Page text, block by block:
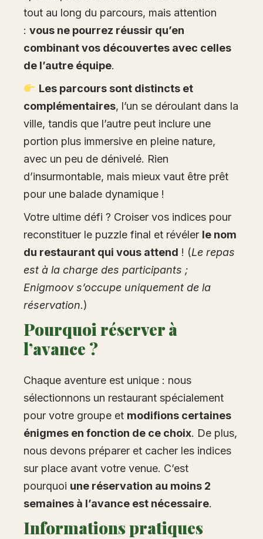
tout au long du parcours, mais attention
: vous ne pourrez réussir qu’en
combinant vos découvertes avec celles
de l’autre équipe.
Les parcours sont distincts et
complémentaires, l’un se déroulant dans la
ville, tandis que l’autre peut inclure une
portion plus immersive en pleine nature,
avec un peu de dénivelé. Rien
d’insurmontable, mais mieux vaut être prêt
pour une balade dynamique !
Votre ultime défi ? Croiser vos indices pour
reconstituer le puzzle final et révéler le nom
du restaurant qui vous attend ! (Le repas
est à la charge des participants ;
Enigmoov s’occupe uniquement de la
réservation.)
Pourquoi réserver à
l’avance ?
Chaque aventure est unique : nous
sélectionnons un restaurant spécialement
pour votre groupe et modifions certaines
énigmes en fonction de ce choix. De plus,
nous devons préparer et cacher les indices
sur place avant votre venue. C’est
pourquoi une réservation au moins 2
semaines à l’avance est nécessaire.
Informations pratiques